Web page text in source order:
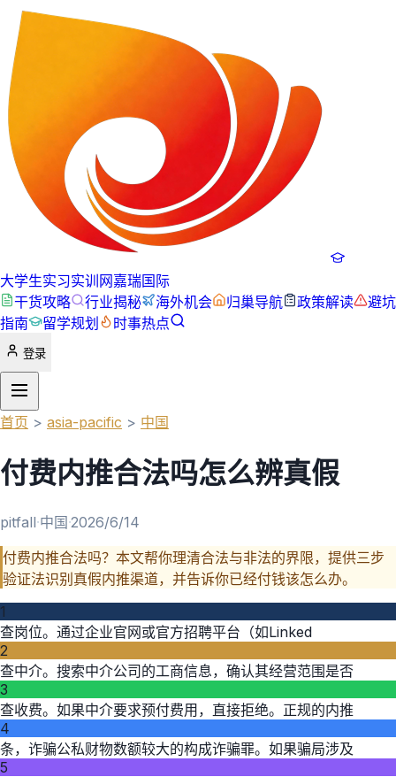
大学生实习实训网嘉瑞国际
干货攻略
行业揭秘 海外机会 归巢导航 政策解读
避坑
指南
留学规划 时事热点
登录
首页 > asia-pacific > 中国
付费内推合法吗怎么辨真假
pitfall·中国·2026/6/14
付费内推合法吗？本文帮你理清合法与非法的界限，提供三步
验证法识别真假内推渠道，并告诉你已经付钱该怎么办。
1
查岗位。通过企业官网或官方招聘平台（如Linked
2
查中介。搜索中介公司的工商信息，确认其经营范围是否
3
查收费。如果中介要求预付费用，直接拒绝。正规的内推
4
条，诈骗公私财物数额较大的构成诈骗罪。如果骗局涉及
5